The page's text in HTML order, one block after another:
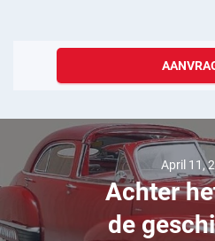
April 11,
Achter
de